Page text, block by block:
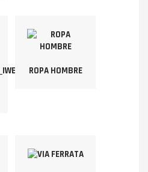
ROPA HOMBRE